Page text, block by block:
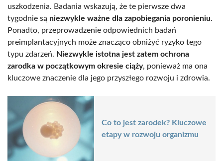
uszkodzenia. Badania wskazują, że te pierwsze dwa
tygodnie są niezwykle ważne dla zapobiegania poronieniu.
Ponadto, przeprowadzenie odpowiednich badań
preimplantacyjnych może znacząco obniżyć ryzyko tego
typu zdarzeń. Niezwykle istotna jest zatem ochrona
zarodka w początkowym okresie ciąży, ponieważ ma ona
kluczowe znaczenie dla jego przyszłego rozwoju i zdrowia.
Co to jest zarodek? Kluczowe
etapy w rozwoju organizmu